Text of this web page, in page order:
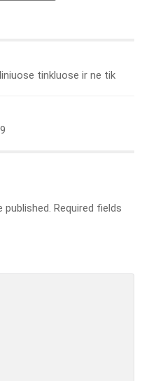
tinkluose ir ne tik
Required fields